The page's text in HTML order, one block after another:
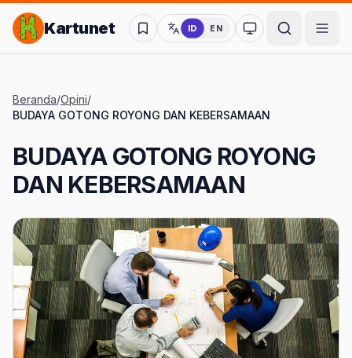
Lompat ke Konten Utama
Kartunet ID EN
Ubah ke mode
Beranda/Opini/
BUDAYA GOTONG ROYONG DAN KEBERSAMAAN
BUDAYA GOTONG ROYONG
DAN KEBERSAMAAN